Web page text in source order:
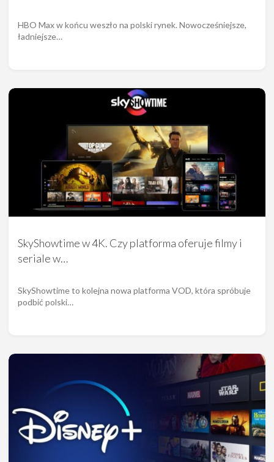
HBO Max w końcu weszło na polski rynek. Nowocześniejsze,
ładniejsze…
SkyShowtime w 4K. Czy platforma oferuje filmy i
seriale w…
SkyShowtime to kolejna nowa platforma VOD, która spróbuje
podbić polski…